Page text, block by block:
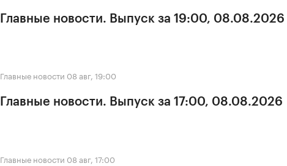
Главные новости. Выпуск за 19:00, 08.08.2026
Главные новости 08 авг, 19:00
Главные новости. Выпуск за 17:00, 08.08.2026
Главные новости 08 авг, 17:00